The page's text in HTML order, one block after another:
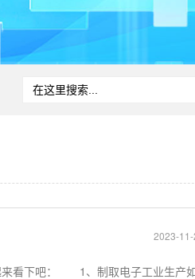
2023-
来看下吧： 1、制取电子工业生产